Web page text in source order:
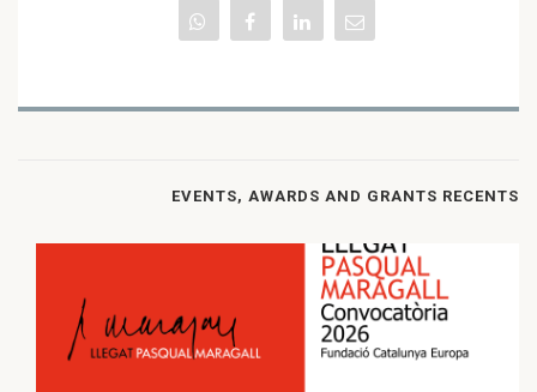
EVENTS, AWARDS AND GRANTS RECENTS